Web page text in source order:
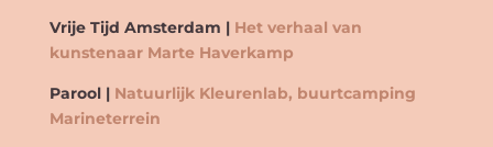
Vrije Tijd Amsterdam | Het verhaal van
kunstenaar Marte Haverkamp
Parool | Natuurlijk Kleurenlab, buurtcamping
Marineterrein